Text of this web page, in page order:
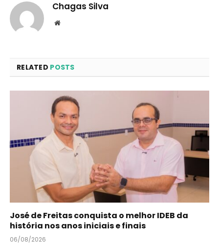
Chagas Silva
Website
RELATED POSTS
José de Freitas conquista o melhor IDEB da
história nos anos iniciais e finais
06/08/2026